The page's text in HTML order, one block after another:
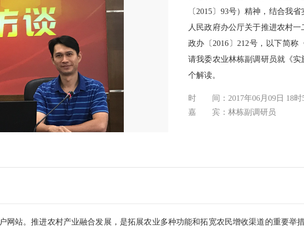
〔2015〕93号）精神，结合我
人民政府办公厅关于推进农村
政办〔2016〕212号，以下简
请我委农业林栋副调研员就《
个解读。
时 间：2017年06月09日 18时
嘉 宾：林栋副调研员
网站。推进农村产业融合发展，是拓展农业多种功能和拓宽农民增收渠道的重要举